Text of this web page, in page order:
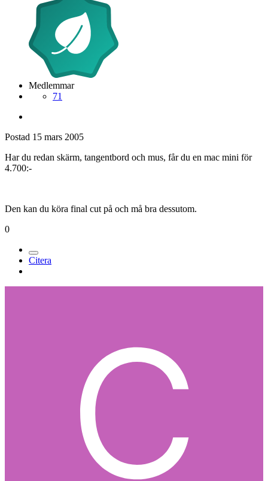
Medlemmar
71
Postad 15 mars 2005
Har du redan skärm, tangentbord och mus, får du en mac mini för
4.700:-
Den kan du köra final cut på och må bra dessutom.
0
Citera